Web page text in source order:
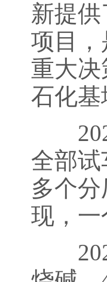
新提
项目
重大
石化
2022
全部
多个
现，
2025